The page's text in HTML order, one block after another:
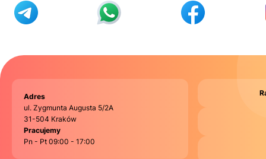
Adres
ul. Zygmunta Augusta 5/2A
31-504 Kraków
Pracujemy
Pn - Pt 09:00 - 17:00